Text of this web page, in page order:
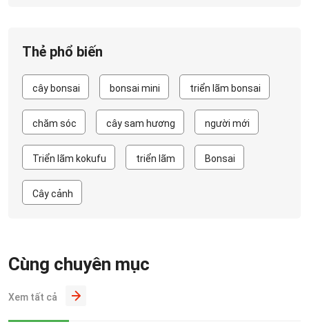
Thẻ phổ biến
cây bonsai bonsai mini triển lãm bonsai
chăm sóc cây sam hương người mới
Triển lãm kokufu triển lãm Bonsai
Cây cảnh
Cùng chuyên mục
Xem tất cả